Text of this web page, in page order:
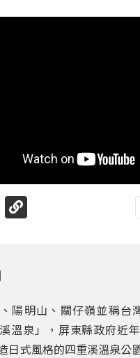
Line
陽明山、關仔嶺並稱台
溪溫泉」，屏東縣政府近
日式風格的四重溪溫泉公